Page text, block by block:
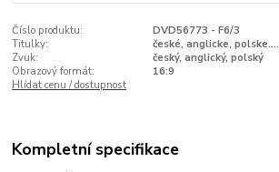
Číslo produktu:
DVD56773 - F6/3
Titulky:
české, anglicke, polske....
Zvuk:
český, anglický, polský
Obrazový formát:
16:9
Hlídat cenu / dostupnost
Kompletní specifikace